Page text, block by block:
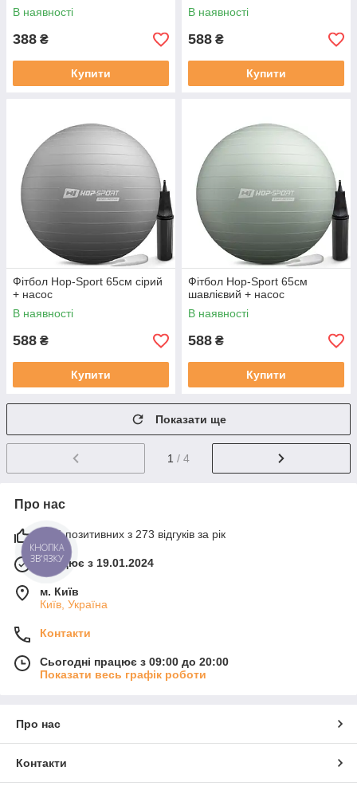
В наявності
388 ₴
Купити
В наявності
588 ₴
Купити
Фітбол Hop-Sport 65см сірий
+ насос
В наявності
588 ₴
Купити
Фітбол Hop-Sport 65см
шавлієвий + насос
В наявності
588 ₴
Купити
Показати ще
1 / 4
Про нас
97% позитивних з 273 відгуків за рік
Працює з 19.01.2024
м. Київ
Київ, Україна
Контакти
Сьогодні працює з 09:00 до 20:00
Показати весь графік роботи
Про нас
Контакти
КНОПКА
ЗВ'ЯЗКУ